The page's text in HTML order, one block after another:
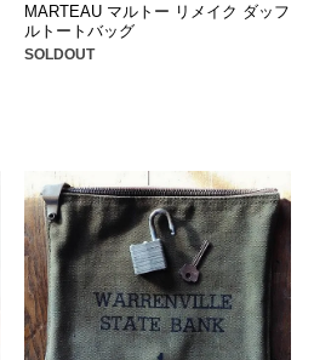
MARTEAU マルトー リメイク ダッフ
ルトートバッグ
SOLDOUT